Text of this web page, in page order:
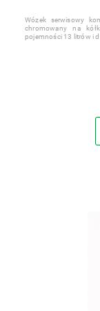
Wózek serwisowy
chromowany na
pojemności 13 litrów i